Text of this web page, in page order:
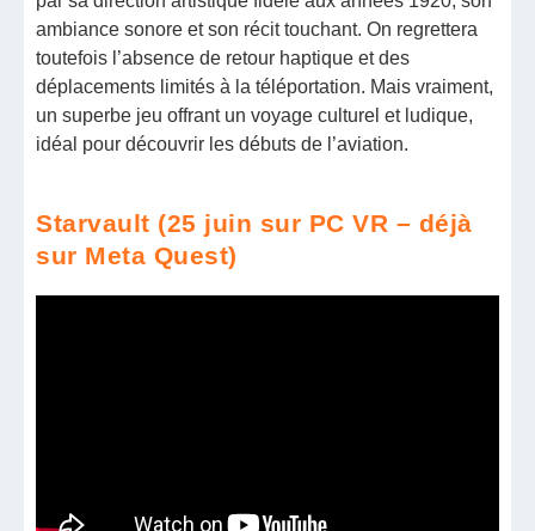
ambiance sonore et son récit touchant. On regrettera
toutefois l’absence de retour haptique et des
déplacements limités à la téléportation. Mais vraiment,
un superbe jeu offrant un voyage culturel et ludique,
idéal pour découvrir les débuts de l’aviation.
Starvault (25 juin sur PC VR – déjà
sur Meta Quest)